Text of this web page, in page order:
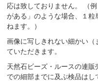
応は致しておりません。 （
がある」のような場合、１
ねます。）
画像に写しきれない細かい
ていただきます。
天然石ビーズ・ルースの連
での細部までに及ぶ検品はし